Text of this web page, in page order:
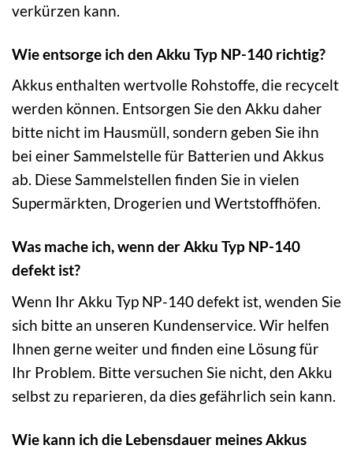
verkürzen kann.
Wie entsorge ich den Akku Typ NP-140 richtig?
Akkus enthalten wertvolle Rohstoffe, die recycelt
werden können. Entsorgen Sie den Akku daher
bitte nicht im Hausmüll, sondern geben Sie ihn
bei einer Sammelstelle für Batterien und Akkus
ab. Diese Sammelstellen finden Sie in vielen
Supermärkten, Drogerien und Wertstoffhöfen.
Was mache ich, wenn der Akku Typ NP-140
defekt ist?
Wenn Ihr Akku Typ NP-140 defekt ist, wenden Sie
sich bitte an unseren Kundenservice. Wir helfen
Ihnen gerne weiter und finden eine Lösung für
Ihr Problem. Bitte versuchen Sie nicht, den Akku
selbst zu reparieren, da dies gefährlich sein kann.
Wie kann ich die Lebensdauer meines Akkus